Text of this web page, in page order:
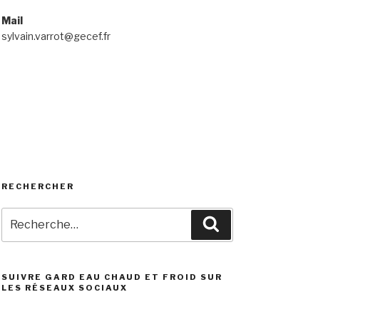
Mail
sylvain.varrot@gecef.fr
RECHERCHER
pour
:
SUIVRE GARD EAU CHAUD ET FROID SUR
LES RÉSEAUX SOCIAUX